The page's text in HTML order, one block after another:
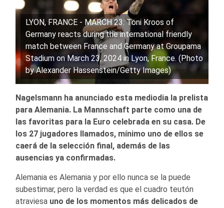
LYON, FRANCE - MARCH 23: Toni Kroos of
Germany reacts during the international friendly
match between France and Germany at Groupama
Stadium on March 23, 2024 in Lyon, France. (Photo
by Alexander Hassenstein/Getty Images)
Nagelsmann ha anunciado esta mediodia la prelista
para Alemania. La Mannschaft parte como una de
las favoritas para la Euro celebrada en su casa. De
los 27 jugadores llamados, mínimo uno de ellos se
caerá de la selección final, además de las
ausencias ya confirmadas.
Alemania es Alemania y por ello nunca se la puede
subestimar, pero la verdad es que el cuadro teutón
atraviesa uno de los momentos más delicados de